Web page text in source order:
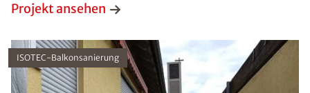
Projekt ansehen
ISOTEC-Balkonsanierung